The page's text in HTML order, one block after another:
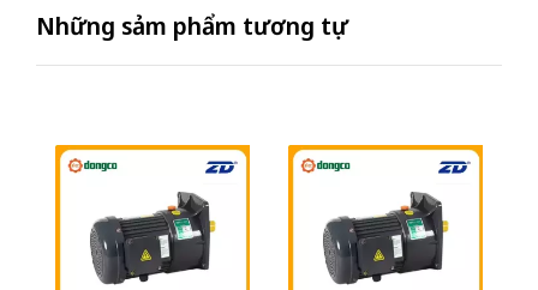
Những sảm phẩm tương tự